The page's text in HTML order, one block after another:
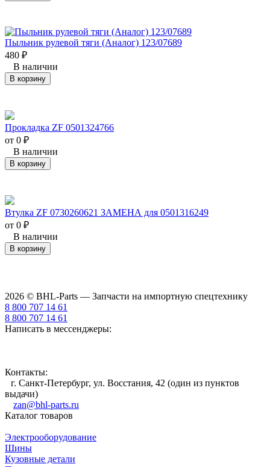
Пыльник рулевой тяги (Аналог) 123/07689
480 ₽
В наличии
В корзину
Прокладка ZF 0501324766
от 0 ₽
В наличии
В корзину
Втулка ZF 0730260621 ЗАМЕНА для 0501316249
от 0 ₽
В наличии
В корзину
2026 © BHL-Parts — Запчасти на импортную спецтехнику
8 800 707 14 61
8 800 707 14 61
Написать в мессенджеры:
Контакты:
г. Санкт-Петербург, ул. Восстания, 42 (один из пунктов
выдачи)
zan@bhl-parts.ru
Каталог товаров
Электрооборудование
Шины
Кузовные детали